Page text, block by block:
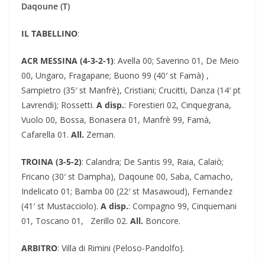
Daqoune (T)
IL TABELLINO:
ACR MESSINA (4-3-2-1): Avella 00; Saverino 01, De Meio
00, Ungaro, Fragapane; Buono 99 (40′ st Famà) ,
Sampietro (35′ st Manfrè), Cristiani; Crucitti, Danza (14′ pt
Lavrendi); Rossetti. A disp.: Forestieri 02, Cinquegrana,
Vuolo 00, Bossa, Bonasera 01, Manfrè 99, Famà,
Cafarella 01. All. Zeman.
TROINA (3-5-2): Calandra; De Santis 99, Raia, Calaiò;
Fricano (30′ st Dampha), Daqoune 00, Saba, Camacho,
Indelicato 01; Bamba 00 (22′ st Masawoud), Fernandez
(41′ st Mustacciolo). A disp.: Compagno 99, Cinquemani
01, Toscano 01, Zerillo 02. All. Boncore.
ARBITRO: Villa di Rimini (Peloso-Pandolfo).